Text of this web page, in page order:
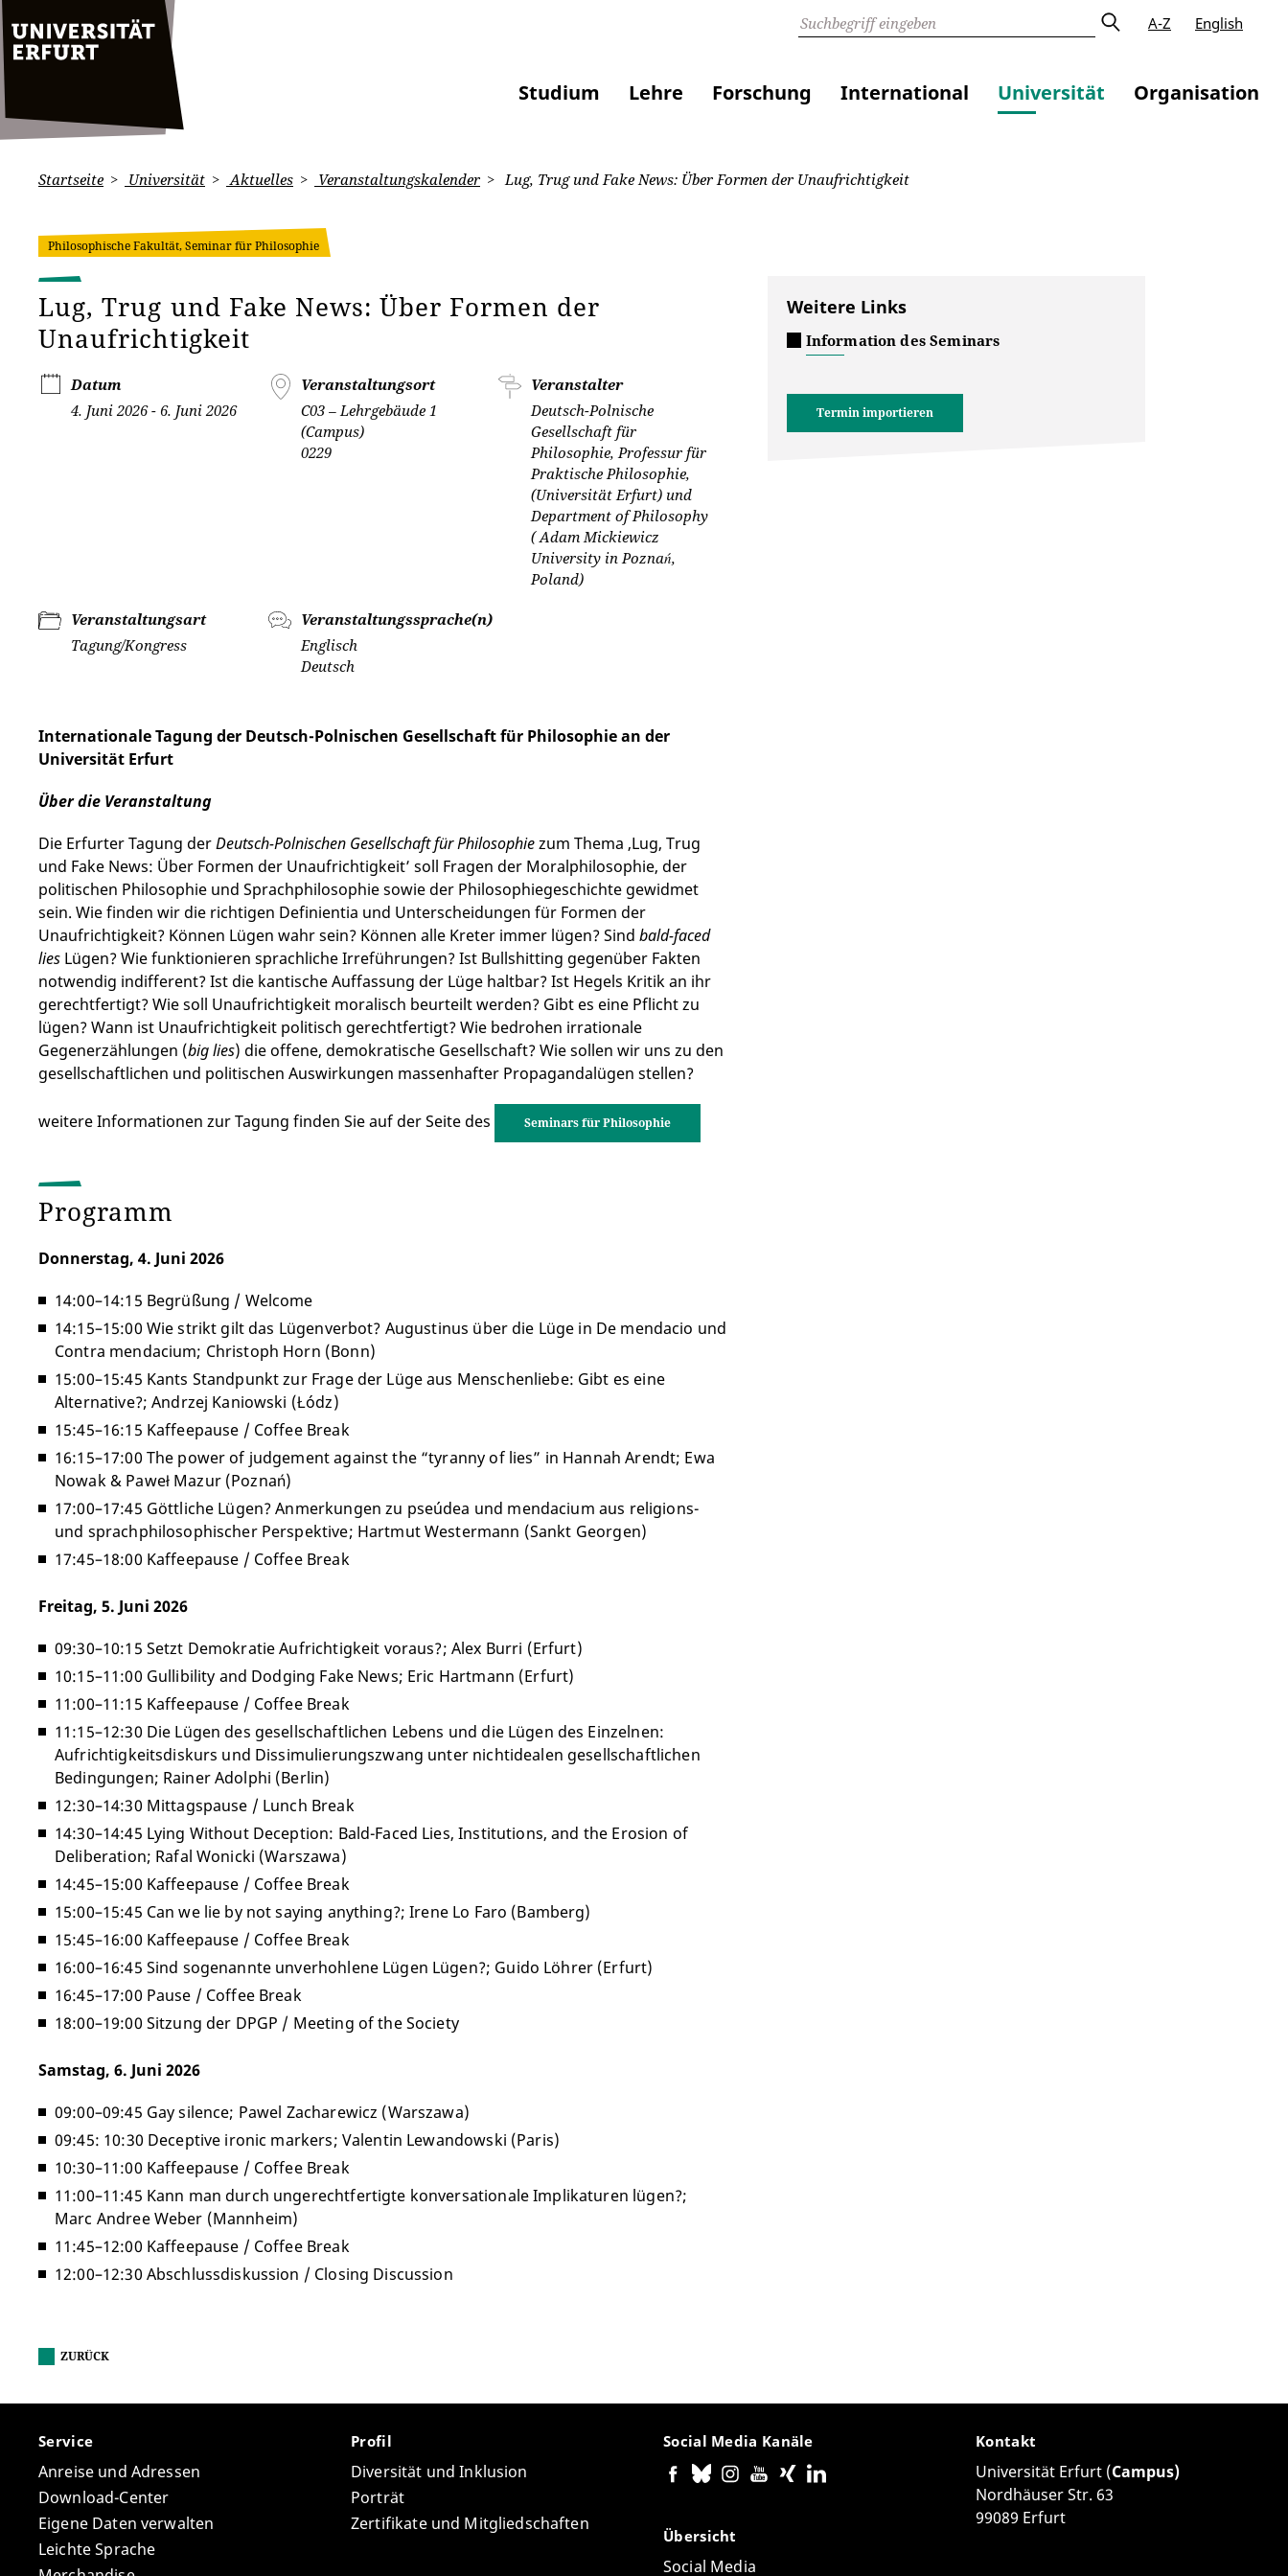
A-Z English
Studium Lehre Forschung International Universität Organisation
Startseite Universität Aktuelles Veranstaltungskalender Lug, Trug und Fake News: Über Formen der Unaufrichtigkeit
Philosophische Fakultät, Seminar für Philosophie
Lug, Trug und Fake News: Über Formen der
Unaufrichtigkeit
Datum
4. Juni 2026 - 6. Juni 2026
Veranstaltungsort
C03 – Lehrgebäude 1
(Campus)
0229
Veranstalter
Deutsch-Polnische
Gesellschaft für
Philosophie, Professur für
Praktische Philosophie,
(Universität Erfurt) und
Department of Philosophy
( Adam Mickiewicz
University in Poznań,
Poland)
Veranstaltungsart
Tagung/Kongress
Veranstaltungssprache(n)
Englisch
Deutsch
Internationale Tagung der Deutsch-Polnischen Gesellschaft für Philosophie an der
Universität Erfurt
Über die Veranstaltung
Die Erfurter Tagung derDeutsch-Polnischen Gesellschaft für Philosophiezum Thema ‚Lug, Trug
und Fake News: Über Formen der Unaufrichtigkeit’ soll Fragen der Moralphilosophie, der
politischen Philosophie und Sprachphilosophie sowie der Philosophiegeschichte gewidmet
sein. Wie finden wir die richtigen Definientia und Unterscheidungen für Formen der
Unaufrichtigkeit? Können Lügen wahr sein? Können alle Kreter immer lügen? Sind bald-faced
lies Lügen? Wie funktionieren sprachliche Irreführungen? Ist Bullshitting gegenüber Fakten
notwendig indifferent? Ist die kantische Auffassung der Lüge haltbar? Ist Hegels Kritik an ihr
gerechtfertigt? Wie soll Unaufrichtigkeit moralisch beurteilt werden? Gibt es eine Pflicht zu
lügen? Wann ist Unaufrichtigkeit politisch gerechtfertigt? Wie bedrohen irrationale
Gegenerzählungen (big lies) die offene, demokratische Gesellschaft? Wie sollen wir uns zu den
gesellschaftlichen und politischen Auswirkungen massenhafter Propagandalügen stellen?
weitere Informationen zur Tagung finden Sie auf der Seite des Seminars für Philosophie
Programm
Donnerstag, 4. Juni 2026
14:00–14:15 Begrüßung / Welcome
14:15–15:00 Wie strikt gilt das Lügenverbot? Augustinus über die Lüge in De mendacio und
Contra mendacium; Christoph Horn (Bonn)
15:00–15:45 Kants Standpunkt zur Frage der Lüge aus Menschenliebe: Gibt es eine
Alternative?; Andrzej Kaniowski (Łódz)
15:45–16:15 Kaffeepause / Coffee Break
16:15–17:00 The power of judgement against the “tyranny of lies” in Hannah Arendt; Ewa
Nowak & Paweł Mazur (Poznań)
17:00–17:45 Göttliche Lügen? Anmerkungen zu pseúdea und mendacium aus religions-
und sprachphilosophischer Perspektive; Hartmut Westermann (Sankt Georgen)
17:45–18:00 Kaffeepause / Coffee Break
Freitag, 5. Juni 2026
09:30–10:15 Setzt Demokratie Aufrichtigkeit voraus?; Alex Burri (Erfurt)
10:15–11:00 Gullibility and Dodging Fake News; Eric Hartmann (Erfurt)
11:00–11:15 Kaffeepause / Coffee Break
11:15–12:30 Die Lügen des gesellschaftlichen Lebens und die Lügen des Einzelnen:
Aufrichtigkeitsdiskurs und Dissimulierungszwang unter nichtidealen gesellschaftlichen
Bedingungen; Rainer Adolphi (Berlin)
12:30–14:30 Mittagspause / Lunch Break
14:30–14:45 Lying Without Deception: Bald-Faced Lies, Institutions, and the Erosion of
Deliberation; Rafal Wonicki (Warszawa)
14:45–15:00 Kaffeepause / Coffee Break
15:00–15:45 Can we lie by not saying anything?; Irene Lo Faro (Bamberg)
15:45–16:00 Kaffeepause / Coffee Break
16:00–16:45 Sind sogenannte unverhohlene Lügen Lügen?; Guido Löhrer (Erfurt)
16:45–17:00 Pause / Coffee Break
18:00–19:00 Sitzung der DPGP / Meeting of the Society
Samstag, 6. Juni 2026
09:00–09:45 Gay silence; Pawel Zacharewicz (Warszawa)
09:45: 10:30 Deceptive ironic markers; Valentin Lewandowski (Paris)
10:30–11:00 Kaffeepause / Coffee Break
11:00–11:45 Kann man durch ungerechtfertigte konversationale Implikaturen lügen?;
Marc Andree Weber (Mannheim)
11:45–12:00 Kaffeepause / Coffee Break
12:00–12:30 Abschlussdiskussion / Closing Discussion
Weitere Links
Information des Seminars
Termin importieren
ZURÜCK
Service
Anreise und Adressen
Download-Center
Eigene Daten verwalten
Leichte Sprache
Profil
Diversität und Inklusion
Porträt
Zertifikate und Mitgliedschaften
Social Media Kanäle
Übersicht
Social Media
Kontakt
Universität Erfurt (Campus)
Nordhäuser Str. 63
99089 Erfurt